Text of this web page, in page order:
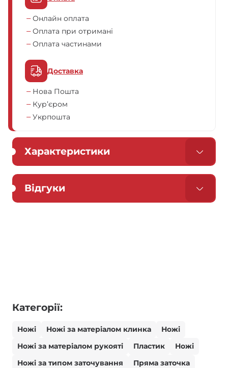
Онлайн оплата
Оплата при отримані
Оплата частинами
Доставка
Нова Пошта
Кур’єром
Укрпошта
Характеристики
Відгуки
Категорії:
Ножі Ножі за матеріалом клинка
Ножі
Ножі за матеріалом рукояті
Пластик
Ножі
Ножі за типом заточування
Пряма заточка